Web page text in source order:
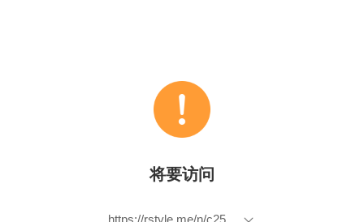
将要访问
https://rstyle.me/n/c25n95b7sv7